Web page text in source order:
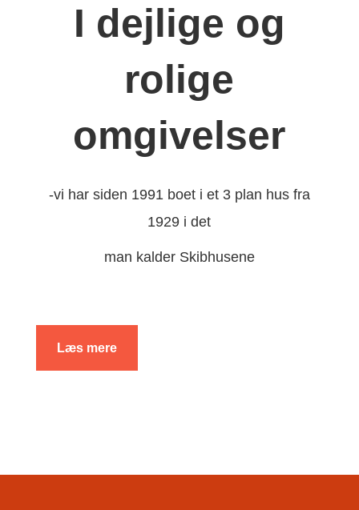
I dejlige og
rolige
omgivelser
-vi har siden 1991 boet i et 3 plan hus fra
1929 i det
man kalder Skibhusene
Læs mere